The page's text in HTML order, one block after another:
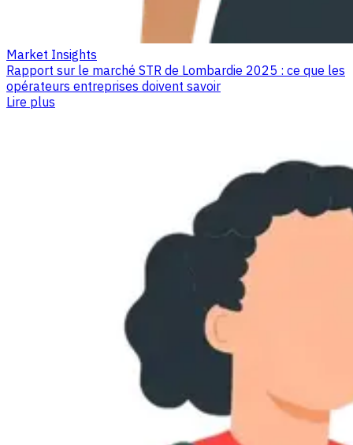
Market Insights
Rapport sur le marché STR de Lombardie 2025 : ce que les
opérateurs entreprises doivent savoir
Lire plus